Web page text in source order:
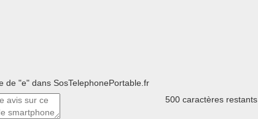
de "e" dans SosTelephonePortable.fr
500 caractères restants